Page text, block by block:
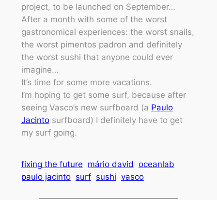
project, to be launched on September…
After a month with some of the worst
gastronomical experiences: the worst snails,
the worst pimentos padron and definitely
the worst sushi that anyone could ever
imagine…
It’s time for some more vacations.
I’m hoping to get some surf, because after
seeing Vasco’s new surfboard (a Paulo
Jacintosurfboard) I definitely have to get
my surf going.
fixing the future mário david oceanlab
paulo jacinto surf sushi vasco